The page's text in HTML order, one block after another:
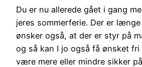
Du er nu allerede gået i gang
jeres sommerferie. Der er
ønsker også, at der er styr på
og så kan I jo også få ønsket fri
være mere eller mindre sikker